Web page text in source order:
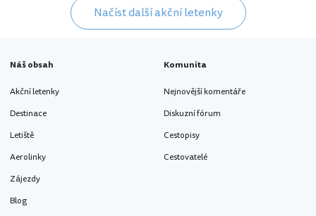
Načíst další akční letenky
Náš obsah
Akční letenky
Destinace
Letiště
Aerolinky
Zájezdy
Blog
Komunita
Nejnovější komentáře
Diskuzní fórum
Cestopisy
Cestovatelé